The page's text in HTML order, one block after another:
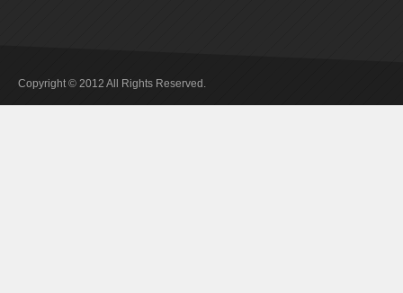
Copyright © 2012 All Rights Reserved.